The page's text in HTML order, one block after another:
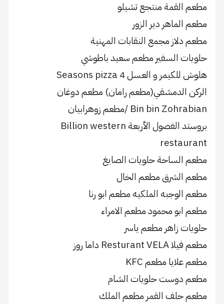
مطعم القمة منتجع تشيلو
مطعم الماهر دير الزور
مطعم دلاز مجمع النقابات المهنية
حلويات السفير مطعم سعيد باطوشي
هلوش للكيمر و العسل 4 Seasons pizza
الركن الدمشقي(مطعم رامان) مطعم دوغان
Bin bin Zohrabian /مطعم زوهرابيان
بروستد الفصول الأربعة Billion western
restaurant
مطعم الساحة حلويات الصايغ
مطعم الشرق مطعم الخال
مطعم الوجبه الملكيه مطعم ابو رنا
مطعم ابو محمود مطعم الامراء
حلويات زاهر مطعم ياسر
مطعم فيلا Resturant VELA داما روز
مطعم علايا مطعم KFC
مطعم دوست حلويات الشام
مطعم حلف القمر مطعم الملك